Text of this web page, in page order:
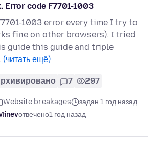
Error code F7701-1003
1003 error every time I try to
fine on other browsers). I tried
guide this guide and triple
(читать ещё)
7 297
Website breakages
задан 1 год назад
отвечено1 год назад